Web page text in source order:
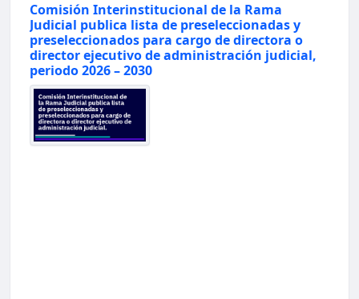
Comisión Interinstitucional de la Rama
Judicial publica lista de preseleccionadas y
preseleccionados para cargo de directora o
director ejecutivo de administración judicial,
periodo 2026 – 2030